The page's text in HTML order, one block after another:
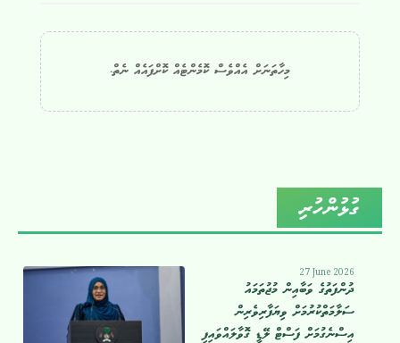
މިހާތަނަށް އެއްވެސް ކޮމެންޓެއް ކޮށްފައެއް ނެތް.
ގުޅުންހުރި
27 June 2026
ދުންފަތުގެ ވަބާއިން މުޖުތަމައު
ސަލާމަތްކުރުމަށް ވިޔަފާރިވެރިން
އިސްނެގުމަށް ފަސްޓް ލޭޑީ ގޮވާލައްވައިފި